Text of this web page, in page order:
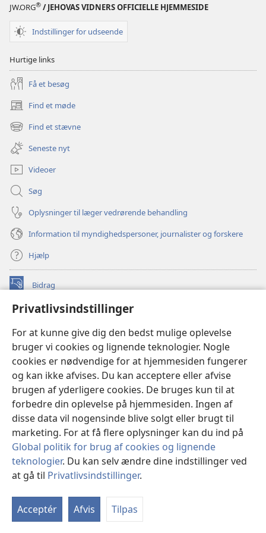
Privatlivsindstillinger
For at kunne give dig den bedst mulige oplevelse
bruger vi cookies og lignende teknologier. Nogle
cookies er nødvendige for at hjemmesiden fungerer
og kan ikke afvises. Du kan acceptere eller afvise
brugen af yderligere cookies. De bruges kun til at
forbedre din oplevelse på hjemmesiden. Ingen af
disse data vil nogensinde blive solgt eller brugt til
marketing. For at få flere oplysninger kan du ind på
Global politik for brug af cookies og lignende
teknologier. Du kan selv ændre dine indstillinger ved
at gå til Privatlivsindstillinger.
Acceptér Afvis Tilpas
JW.ORG® / JEHOVAS VIDNERS OFFICIELLE HJEMMESIDE
Indstillinger for udseende
Hurtige links
Få et besøg
Find et møde
(åbner
nyt
vindue)
Find et stævne
(åbner
nyt
vindue)
Seneste nyt
Videoer
Søg
Oplysninger til læger vedrørende behandling
Information til myndighedspersoner, journalister og forskere
Hjælp
Bidrag
(åbner
vindue)Watchtower ONLINE LIBRARY™
nyt
vindue)JW Hub
(åbner
nyt
vindue)JW Library
Watchtower Library
Copyright© 2026 Watch Tower Bible and Tract Society of Pennsylvania.
ANVENDELSESVILKÅR
PRIVATLIVSINDSTILLINGER